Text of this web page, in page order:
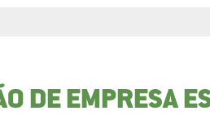
DE EMPRESA